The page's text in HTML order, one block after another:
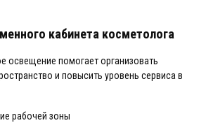
кабинета косметолога
освещение помогает организовать
и повысить уровень сервиса в
рабочей зоны